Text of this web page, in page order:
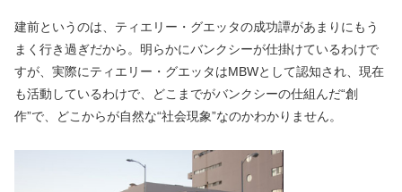
建前というのは、ティエリー・グエッタの成功譚があまりにもう
まく行き過ぎだから。明らかにバンクシーが仕掛けているわけで
すが、実際にティエリー・グエッタはMBWとして認知され、現在
も活動しているわけで、どこまでがバンクシーの仕組んだ“創
作”で、どこからが自然な“社会現象”なのかわかりません。